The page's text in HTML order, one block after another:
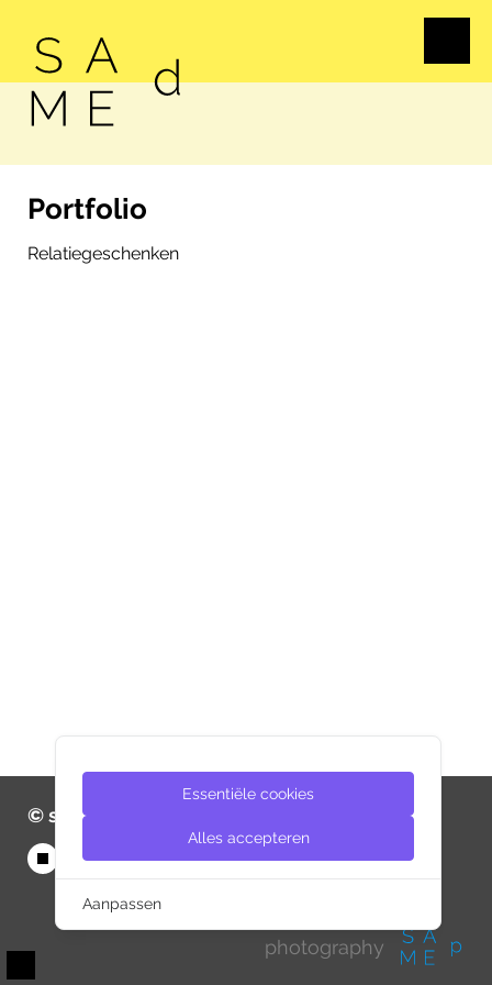
interieurprojecten, tentoonstellingen,
industriële producten, bewegwijzering
- huisstijlen, merken, jaarverslagen,
brochures, periodieken - interactieve
ontwerpen, webontwerp, audio-
visuele producties e.a.
Portfolio
Relatiegeschenken
© same-d 2026
photography
Essentiële cookies
Alles accepteren
Aanpassen